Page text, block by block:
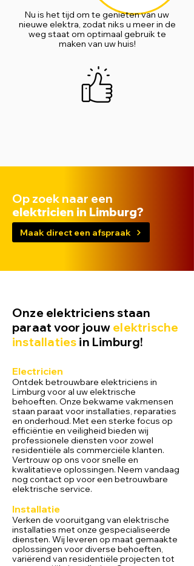
Nu is het tijd om te genieten van uw
nieuwe elektra, zodat niks u meer in de
weg staat om optimaal gebruik te
maken van uw huis!
Op zoek naar een
elektricien in Limburg?
Maak direct een afspraak
Onze elektriciens staan
paraat voor jouw elektrische
installaties in Limburg!
Electricien
Ontdek betrouwbare elektriciens in
Limburg voor al uw elektrische
behoeften. Onze bekwame vakmensen
staan paraat voor installaties, reparaties
en onderhoud. Met een sterke focus op
efficiëntie en veiligheid bieden wij
professionele diensten voor zowel
residentiële als commerciële klanten.
Vertrouw op ons voor snelle en
kwalitatieve oplossingen. Neem vandaag
nog contact op voor een betrouwbare
elektrische service.
Installatie
Verken de vooruitgang van elektrische
installaties met onze gespecialiseerde
diensten. Wij leveren op maat gemaakte
oplossingen voor diverse behoeften,
variërend van residentiële projecten tot